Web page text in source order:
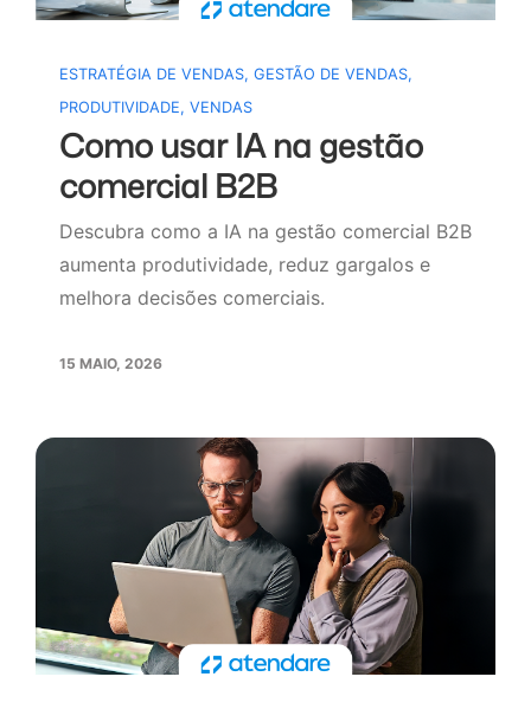
ESTRATÉGIA DE VENDAS, GESTÃO DE VENDAS,
PRODUTIVIDADE, VENDAS
Como usar IA na gestão
comercial B2B
Descubra como a IA na gestão comercial B2B
aumenta produtividade, reduz gargalos e
melhora decisões comerciais.
15 MAIO, 2026